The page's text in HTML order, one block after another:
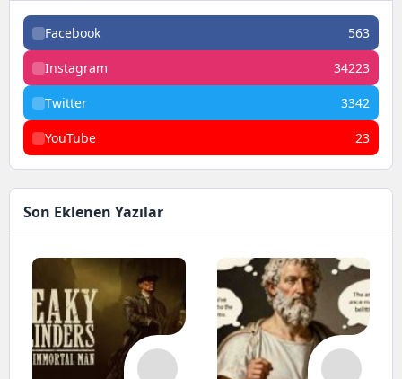
Facebook 563
Instagram 34223
Twitter 3342
YouTube 23
Son Eklenen Yazılar